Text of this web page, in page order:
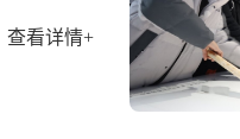
查看详情+